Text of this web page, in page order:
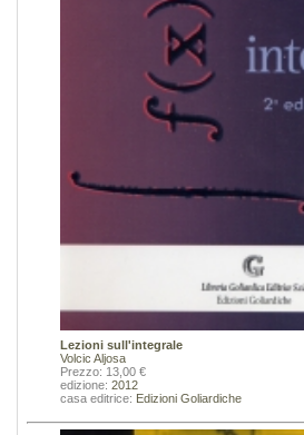
Lezioni sull'integrale
Volcic Aljosa
Prezzo: 13,00 €
edizione: 2012
casa editrice: Edizioni Goliardiche